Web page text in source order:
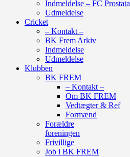
Indmeldelse – FC Prostata
Udmeldelse
Cricket
– Kontakt –
BK Frem Arkiv
Indmeldelse
Udmeldelse
Klubben
BK FREM
– Kontakt –
Om BK FREM
Vedtægter & Ref
Formænd
Forældre
foreningen
Frivillige
Job i BK FREM